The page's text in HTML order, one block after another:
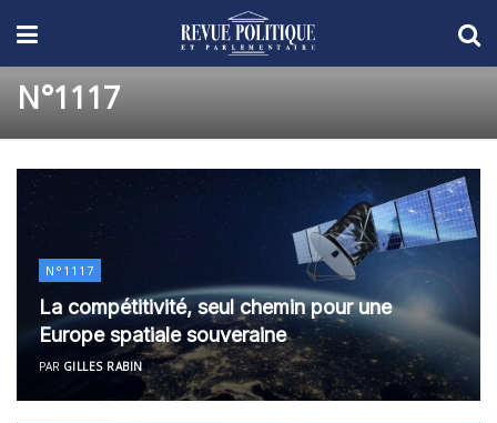
N°1117
N°1117
La compétitivité, seul chemin pour une
Europe spatiale souveraine
PAR GILLES RABIN